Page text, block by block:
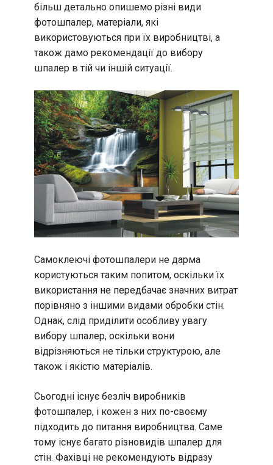
більш детально опишемо різні види
фотошпалер, матеріали, які
використовуються при їх виробництві, а
також дамо рекомендації до вибору
шпалер в тій чи іншій ситуації.
Самоклеючі фотошпалери не дарма
користуються таким попитом, оскільки їх
використання не передбачає значних витрат
порівняно з іншими видами обробки стін.
Однак, слід приділити особливу увагу
вибору шпалер, оскільки вони
відрізняються не тільки структурою, але
також і якістю матеріалів.
Сьогодні існує безліч виробників
фотошпалер, і кожен з них по-своєму
підходить до питання виробництва. Саме
тому існує багато різновидів шпалер для
стін. Фахівці не рекомендують відразу